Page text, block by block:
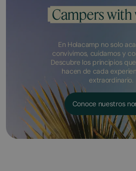
Campers with
En Holacamp no solo
convivimos, cuidamos y
Descubre los principios
hacen de cada
extraordinario.
Conoce nuestros